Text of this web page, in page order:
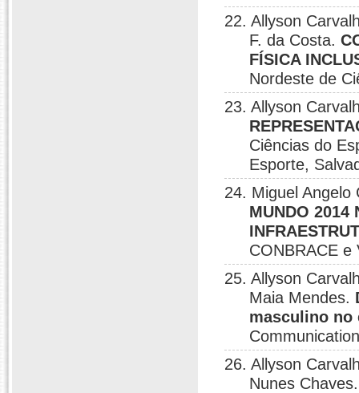
22. Allyson
F. da Costa.
FÍSICA
Nordeste de
23. Allyson
Ciências do
Esporte,
24. Miguel Angelo
MUNDO 2014
CONBRACE
25. Allyson
Maia Mendes.
masculino no
26. Allyson
Nunes